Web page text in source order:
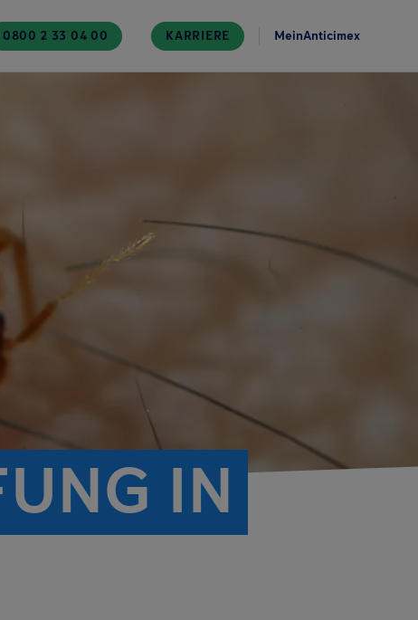
0800 2 33 04 00 KARRIERE MeinAnticimex
IN